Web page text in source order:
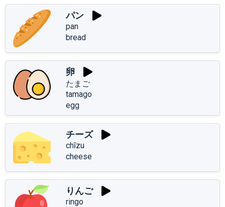
パン
pan
bread
卵
たまご
tamago
egg
チーズ
chīzu
cheese
りんご
ringo